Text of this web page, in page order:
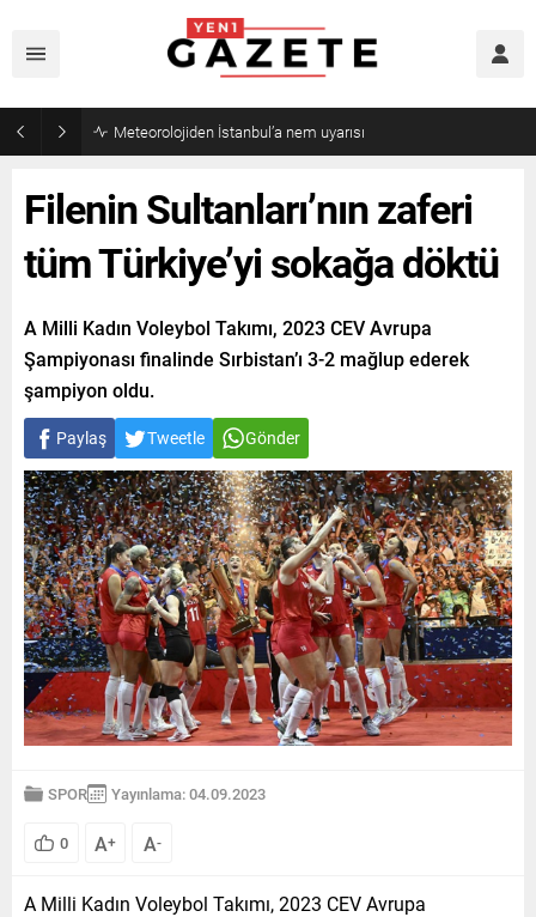
Meteorolojiden İstanbul’a nem uyarısı
Filenin Sultanları’nın zaferi
tüm Türkiye’yi sokağa döktü
A Milli Kadın Voleybol Takımı, 2023 CEV Avrupa
Şampiyonası finalinde Sırbistan’ı 3-2 mağlup ederek
şampiyon oldu.
Paylaş Tweetle Gönder
SPOR Yayınlama: 04.09.2023
0 A+ A-
A Milli Kadın Voleybol Takımı, 2023 CEV Avrupa